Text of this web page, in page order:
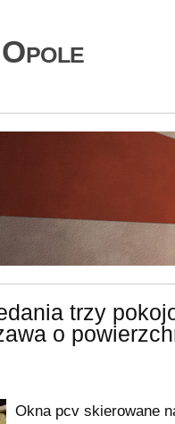
trzy
o
Okna pcv skierowane